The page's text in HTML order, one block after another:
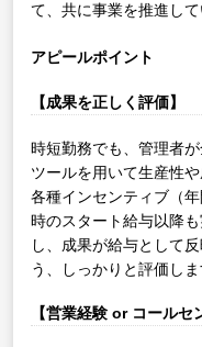
て、共に事業を推進し
アピールポイント
【成果を正しく評価】
時短勤務でも、管理者
ツールを用いて生産性
各種インセンティブ（
時のスタート給与以降
し、成果が給与として
う、しっかりと評価しま
【営業経験 or コールセ